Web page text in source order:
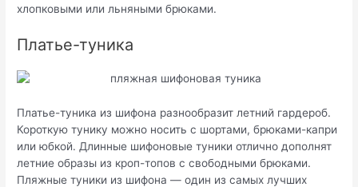
хлопковыми или льняными брюками.
Платье-туника
Платье-туника из шифона разнообразит летний гардероб.
Короткую тунику можно носить с шортами, брюками-капри
или юбкой. Длинные шифоновые туники отлично дополнят
летние образы из кроп-топов с свободными брюками.
Пляжные туники из шифона — один из самых лучших